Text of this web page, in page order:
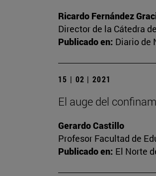
Ricardo Fernández
Director de la Cátedra
Publicado en: Diario de
15 | 02 | 2021
El auge del
Gerardo Castillo
Profesor Facultad de
Publicado en: El Norte